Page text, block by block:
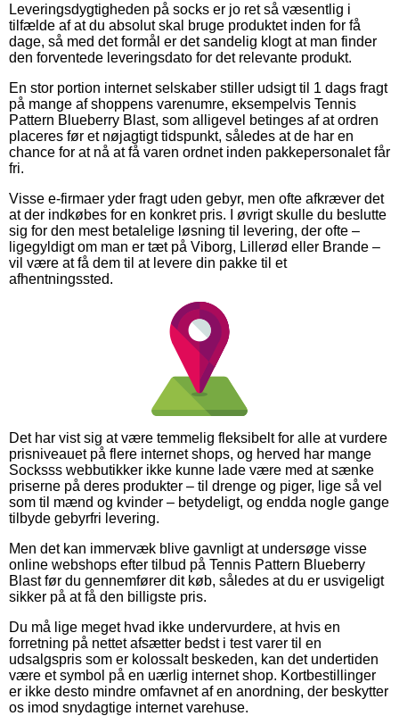
Leveringsdygtigheden på socks er jo ret så væsentlig i
tilfælde af at du absolut skal bruge produktet inden for få
dage, så med det formål er det sandelig klogt at man finder
den forventede leveringsdato for det relevante produkt.
En stor portion internet selskaber stiller udsigt til 1 dags fragt
på mange af shoppens varenumre, eksempelvis Tennis
Pattern Blueberry Blast, som alligevel betinges af at ordren
placeres før et nøjagtigt tidspunkt, således at de har en
chance for at nå at få varen ordnet inden pakkepersonalet får
fri.
Visse e-firmaer yder fragt uden gebyr, men ofte afkræver det
at der indkøbes for en konkret pris. I øvrigt skulle du beslutte
sig for den mest betalelige løsning til levering, der ofte –
ligegyldigt om man er tæt på Viborg, Lillerød eller Brande –
vil være at få dem til at levere din pakke til et
afhentningssted.
Det har vist sig at være temmelig fleksibelt for alle at vurdere
prisniveauet på flere internet shops, og herved har mange
Socksss webbutikker ikke kunne lade være med at sænke
priserne på deres produkter – til drenge og piger, lige så vel
som til mænd og kvinder – betydeligt, og endda nogle gange
tilbyde gebyrfri levering.
Men det kan immervæk blive gavnligt at undersøge visse
online webshops efter tilbud på Tennis Pattern Blueberry
Blast før du gennemfører dit køb, således at du er usvigeligt
sikker på at få den billigste pris.
Du må lige meget hvad ikke undervurdere, at hvis en
forretning på nettet afsætter bedst i test varer til en
udsalgspris som er kolossalt beskeden, kan det undertiden
være et symbol på en uærlig internet shop. Kortbestillinger
er ikke desto mindre omfavnet af en anordning, der beskytter
os imod snydagtige internet varehuse.